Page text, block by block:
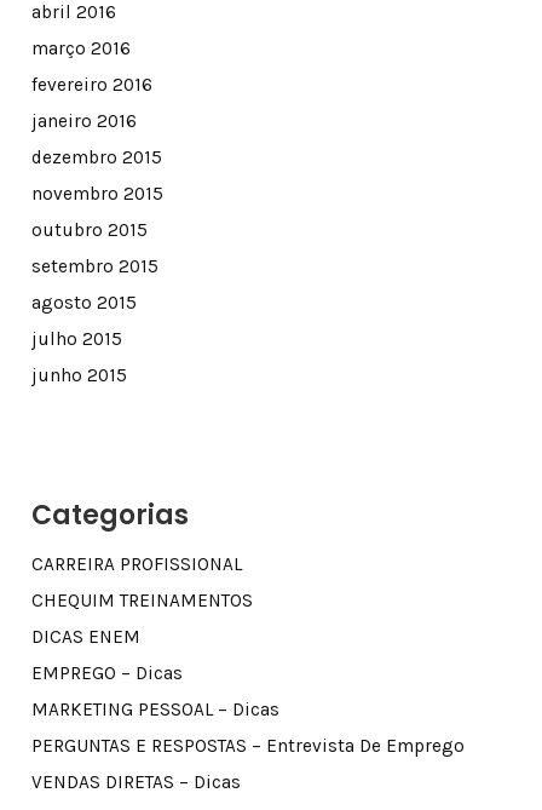
abril 2016
março 2016
fevereiro 2016
janeiro 2016
dezembro 2015
novembro 2015
outubro 2015
setembro 2015
agosto 2015
julho 2015
junho 2015
Categorias
CARREIRA PROFISSIONAL
CHEQUIM TREINAMENTOS
DICAS ENEM
EMPREGO – Dicas
MARKETING PESSOAL – Dicas
PERGUNTAS E RESPOSTAS – Entrevista De Emprego
VENDAS DIRETAS – Dicas